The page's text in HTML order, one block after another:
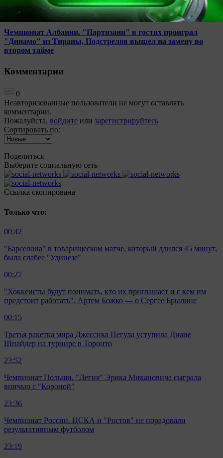
Чемпионат Албании. "Партизани" в гостях проиграл
"Динамо" из Тираны, Подстрелов вышел на замену во
втором тайме
Комментарии
0
Неавторизованные пользователи не могут оставлять
комментарии.
Пожалуйста, войдите или зарегистрируйтесь
Сортировать по:
Поделиться
Выберите социальную сеть
Ccылка скопирована
Только что:
00:42
"Барселона" в товарищеском матче, который длился 45 минут,
была слабее "Удинезе"
00:27
"Хоккеисты будут понимать, кто их приглашает и с кем им
предстоит работать". Артем Божко — о Сергее Брылине
00:15
Третья ракетка мира Джессика Пегула уступила Диане
Шнайдер на турнире в Торонто
23:52
Чемпионат Польши. "Легия" Эрика Микановича сыграла
вничью с "Короной"
23:36
Чемпионат России. ЦСКА и "Ростов" не порадовали
результативным футболом
23:19